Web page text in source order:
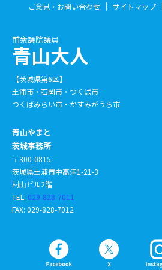
前衆議院議員
青山大人
【茨城県第6区】
土浦市・石岡市・つくば市
つくばみらい市・かすみがうら市
青山やまと
茨城事務所
〒300-0815
茨城県土浦市中高津1-21-3
村山ビル2階
TEL: 029-828-7011
FAX: 029-828-7012
ご意見・お問い合わせ サイトマップ